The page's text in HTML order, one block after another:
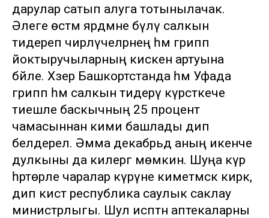
дарулар сатып алуга тотынылачак.
Әлеге өстәмә ярдәмне бүлү салкын
тидереп чирләүчеләрнең һәм грипп
йоктыручыларның кискен артуына
бәйле. Хәзер Башкортстанда һәм Уфада
грипп һәм салкын тидерү күрсәткече
тиешле баскычның 25 процент
чамасыннан кими башлады дип
белдерелә. Әмма декабрьдә аның икенче
дулкыны да килергә мөмкин. Шуңа күрә
һәртөрле чаралар күрүне киметмәскә кирәк,
дип кисәтә республика саулык саклау
министрлыгы. Шул исәптән аптекаларны